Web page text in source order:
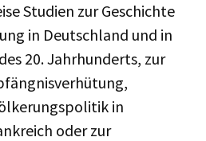
Studien zur Geschichte
in Deutschland und in
20. Jahrhunderts, zur
in
oder zur